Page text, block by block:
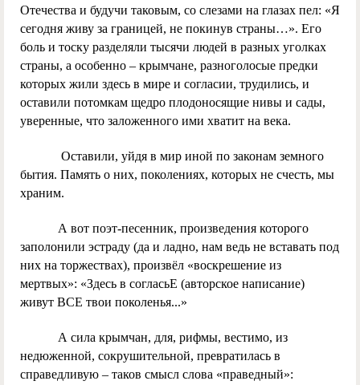
Отечества и будучи таковым, со слезами на глазах пел: «Я
сегодня живу за границей, не покинув страны…». Его
боль и тоску разделяли тысячи людей в разных уголках
страны, а особенно – крымчане, разноголосые предки
которых жили здесь в мире и согласии, трудились, и
оставили потомкам щедро плодоносящие нивы и сады,
уверенные, что заложенного ими хватит на века.
Оставили, уйдя в мир иной по законам земного
бытия. Память о них, поколениях, которых не счесть, мы
храним.
А вот поэт-песенник, произведения которого
заполонили эстраду (да и ладно, нам ведь не вставать под
них на торжествах), произвёл «воскрешение из
мертвых»: «Здесь в согласьЕ (авторское написание)
живут ВСЕ твои поколенья...»
А сила крымчан, для, рифмы, вестимо, из
недюженной, сокрушительной, превратилась в
справедливую – таков смысл слова «праведный»: